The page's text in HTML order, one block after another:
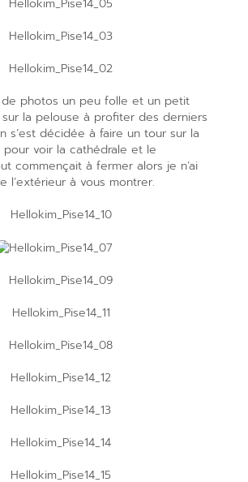
photos un peu folle et un petit
la pelouse à profiter des derniers
s’est décidée à faire un tour sur la
pour voir la cathédrale et le
commençait à fermer alors je n’ai
l’extérieur à vous montrer.